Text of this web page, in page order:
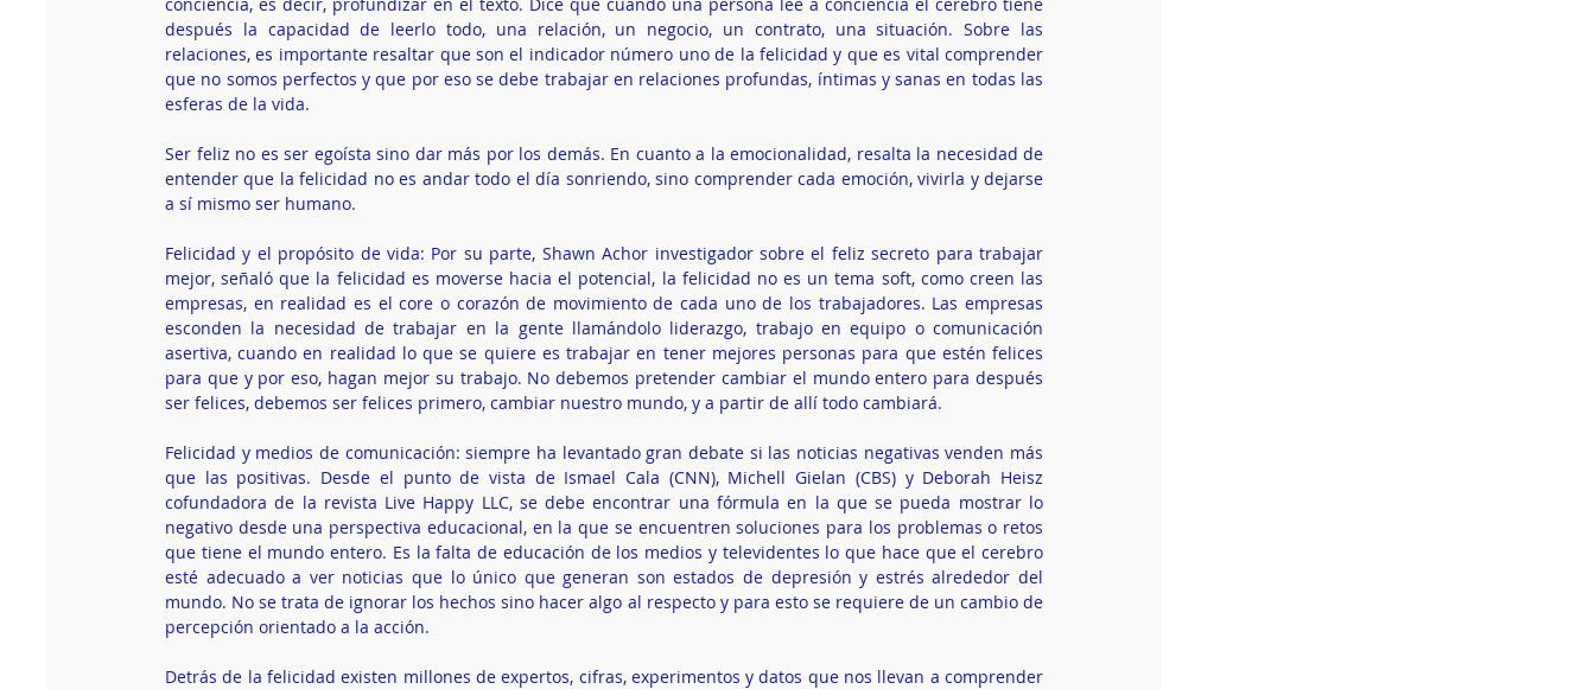
después la capacidad de leerlo todo, una relación, un negocio, un contrato, una situación. Sobre las
relaciones, es importante resaltar que son el indicador número uno de la felicidad y que es vital comprender
que no somos perfectos y que por eso se debe trabajar en relaciones profundas, íntimas y sanas en todas las
esferas de la vida.
Ser feliz no es ser egoísta sino dar más por los demás. En cuanto a la emocionalidad, resalta la necesidad de
entender que la felicidad no es andar todo el día sonriendo, sino comprender cada emoción, vivirla y dejarse
a sí mismo ser humano.
Felicidad y el propósito de vida: Por su parte, Shawn Achor investigador sobre el feliz secreto para trabajar
mejor, señaló que la felicidad es moverse hacia el potencial, la felicidad no es un tema soft, como creen las
empresas, en realidad es el core o corazón de movimiento de cada uno de los trabajadores. Las empresas
esconden la necesidad de trabajar en la gente llamándolo liderazgo, trabajo en equipo o comunicación
asertiva, cuando en realidad lo que se quiere es trabajar en tener mejores personas para que estén felices
para que y por eso, hagan mejor su trabajo. No debemos pretender cambiar el mundo entero para después
ser felices, debemos ser felices primero, cambiar nuestro mundo, y a partir de allí todo cambiará.
Felicidad y medios de comunicación: siempre ha levantado gran debate si las noticias negativas venden más
que las positivas. Desde el punto de vista de Ismael Cala (CNN), Michell Gielan (CBS) y Deborah Heisz
cofundadora de la revista Live Happy LLC, se debe encontrar una fórmula en la que se pueda mostrar lo
negativo desde una perspectiva educacional, en la que se encuentren soluciones para los problemas o retos
que tiene el mundo entero. Es la falta de educación de los medios y televidentes lo que hace que el cerebro
esté adecuado a ver noticias que lo único que generan son estados de depresión y estrés alrededor del
mundo. No se trata de ignorar los hechos sino hacer algo al respecto y para esto se requiere de un cambio de
percepción orientado a la acción.
Detrás de la felicidad existen millones de expertos, cifras, experimentos y datos que nos llevan a comprender